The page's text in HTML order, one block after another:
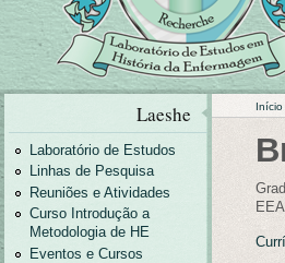
Início
Laeshe
Laboratório de Estudos
Linhas de Pesquisa
Reuniões e Atividades
Curso Introdução a
Metodologia de HE
Eventos e Cursos